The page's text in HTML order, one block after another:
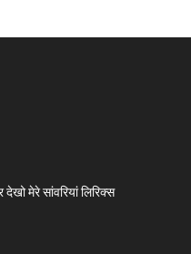
देखो मेरे सांवरियां लिरिक्स